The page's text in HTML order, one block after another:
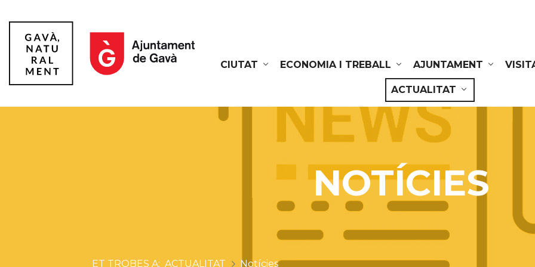
CIUTAT
ECONOMIA I TREBALL AJUNTAMENT
ACTUALITAT
NOTÍCIES
ACTUALITAT Notícies